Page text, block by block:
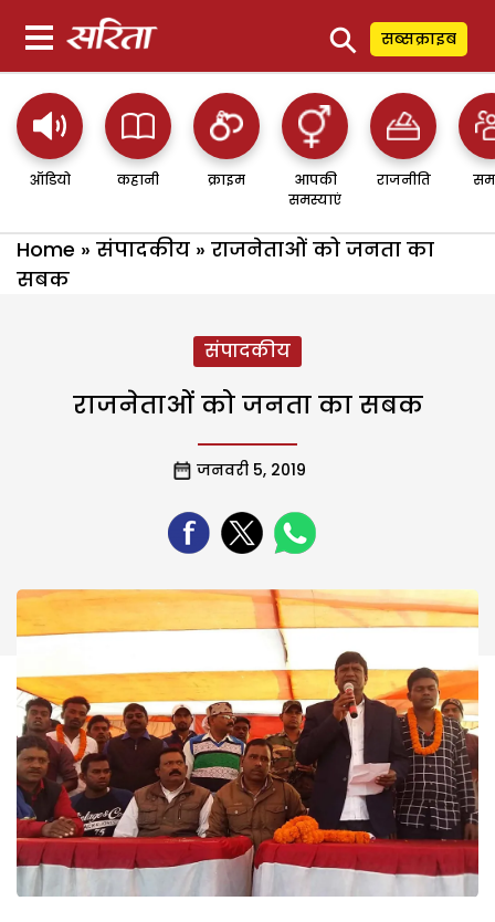
⚲ सब्सक्राइब
ऑडियो कहानी क्राइम
आपकी
समस्याएं
राजनीति
Home » संपादकीय » राजनेताओं को जनता का
सबक
संपादकीय
राजनेताओं को जनता का सबक
जनवरी 5, 2019